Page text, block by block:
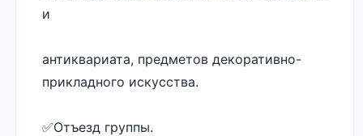
и
антиквариата, предметов декоративно-
прикладного искусства.
✅️Отъезд группы.